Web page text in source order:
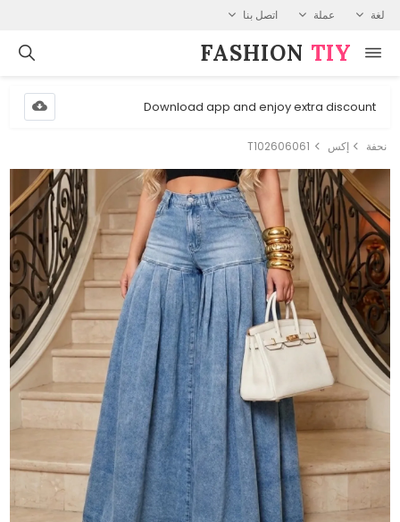
لغة عملة اتصل بنا
FASHION⁠ TIY
Download app and enjoy extra discount
نحفة إكس T102606061